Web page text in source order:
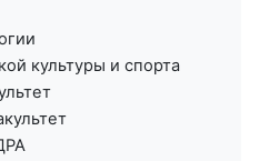
культуры и спорта